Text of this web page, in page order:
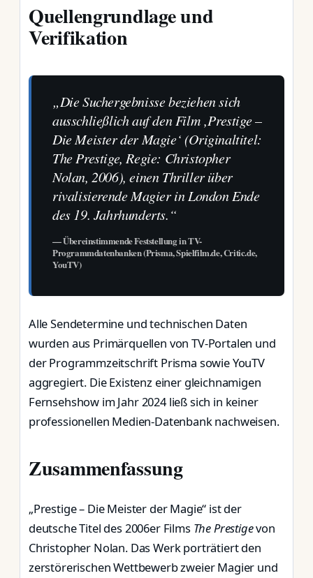
Quellengrundlage und
Verifikation
„Die Suchergebnisse beziehen sich
ausschließlich auf den Film ‚Prestige –
Die Meister der Magie‘ (Originaltitel:
The Prestige, Regie: Christopher
Nolan, 2006), einen Thriller über
rivalisierende Magier in London Ende
des 19. Jahrhunderts.“
— Übereinstimmende Feststellung in TV-
Programmdatenbanken (Prisma, Spielfilm.de, Critic.de,
YouTV)
Alle Sendetermine und technischen Daten
wurden aus Primärquellen von TV-Portalen und
der Programmzeitschrift Prisma sowie YouTV
aggregiert. Die Existenz einer gleichnamigen
Fernsehshow im Jahr 2024 ließ sich in keiner
professionellen Medien-Datenbank nachweisen.
Zusammenfassung
„Prestige – Die Meister der Magie“ ist der
deutsche Titel des 2006er Films The Prestigevon
Christopher Nolan. Das Werk porträtiert den
zerstörerischen Wettbewerb zweier Magier und